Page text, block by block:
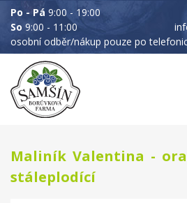
Po - Pá 9:00 - 19:00
So 9:00 - 11:00
osobní odběr/nákup pouze po
Maliník Valentina -
stáleplodící